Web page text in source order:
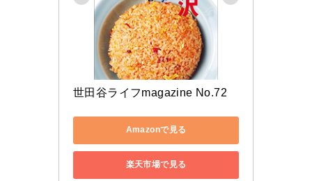
世田谷ライフmagazine No.72
Amazonで見る
楽天市場で見る